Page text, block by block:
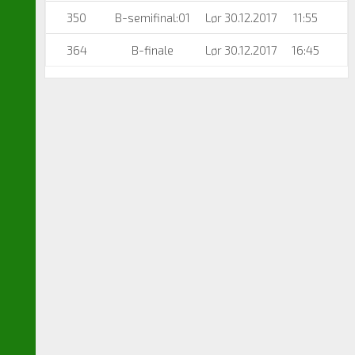
350 B-semifinal:01 Lør 30.12.2017 11:55
364 B-finale Lør 30.12.2017 16:45